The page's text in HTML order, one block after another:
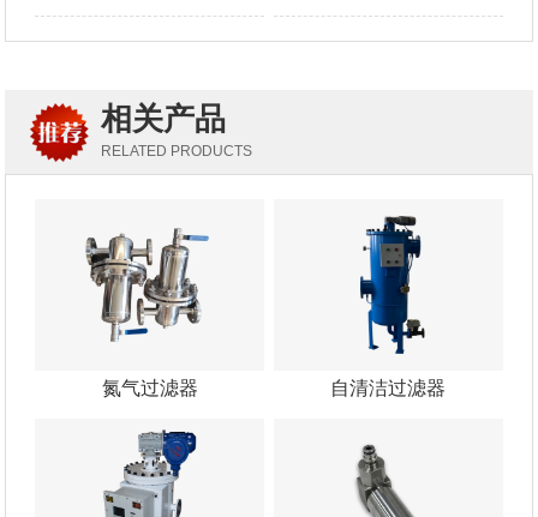
相关产品
RELATED PRODUCTS
氮气过滤器 自清洁过滤器